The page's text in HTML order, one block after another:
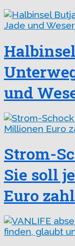
und
Strom-
Sie soll
Euro